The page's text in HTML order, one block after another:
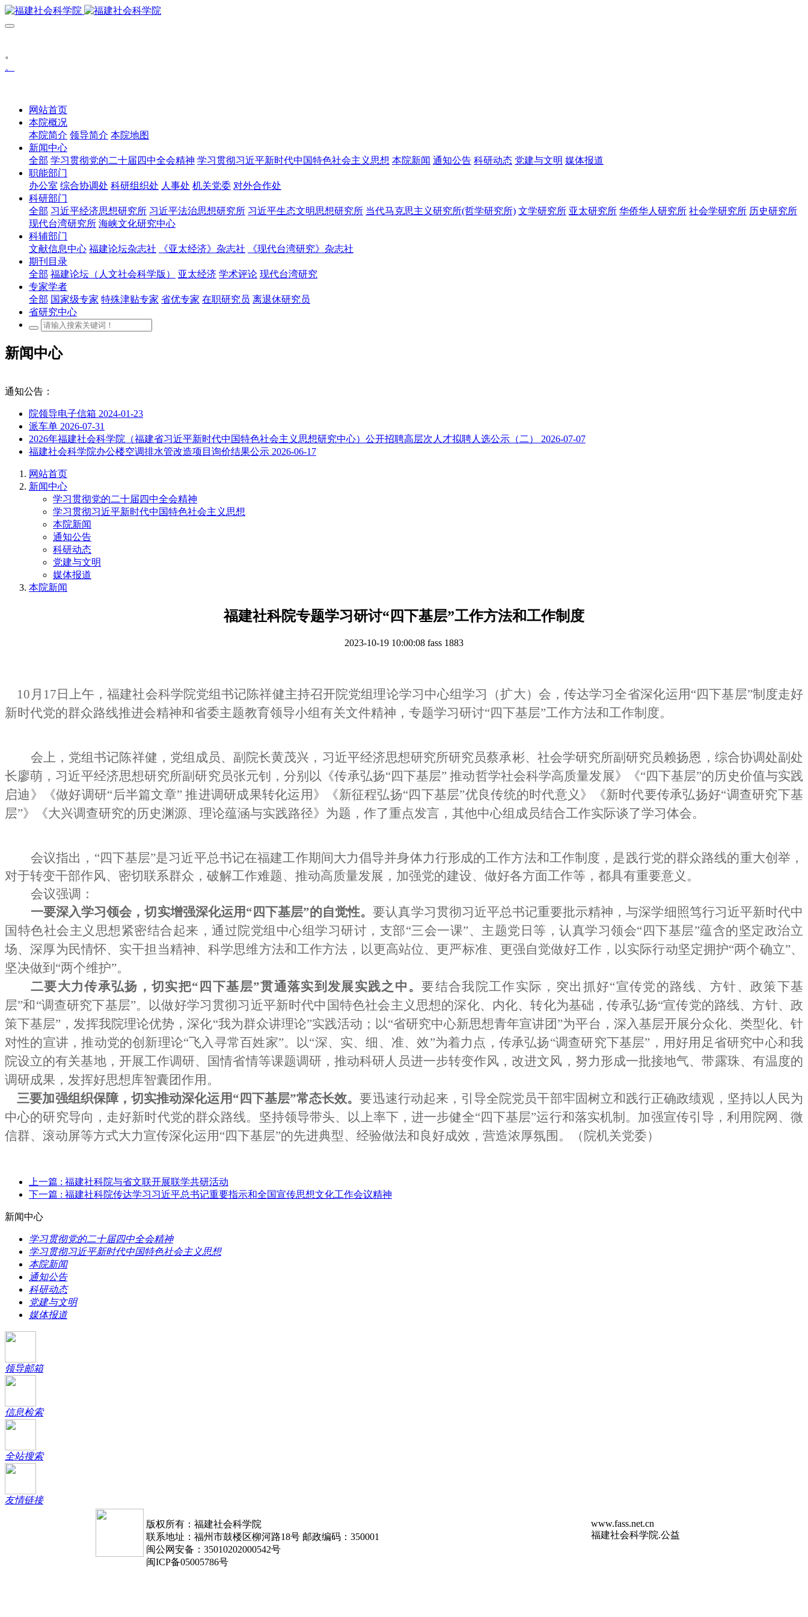
。
。
网站首页
本院概况
本院简介 领导简介 本院地图
新闻中心
全部 学习贯彻党的二十届四中全会精神 学习贯彻习近平新时代中国特色社会主义思想 本院新闻 通知公告 科研动态 党建与文明 媒体报道
职能部门
办公室 综合协调处 科研组织处 人事处 机关党委 对外合作处
科研部门
全部 习近平经济思想研究所 习近平法治思想研究所 习近平生态文明思想研究所 当代马克思主义研究所(哲学研究所) 文学研究所 亚太研究所 华侨华人研究所 社会学研究所 历史研究所
现代台湾研究所 海峡文化研究中心
科辅部门
文献信息中心 福建论坛杂志社 《亚太经济》杂志社
《现代台湾研究》杂志社
期刊目录
全部 福建论坛（人文社会科学版） 亚太经济 学术评论 现代台湾研究
专家学者
全部 国家级专家 特殊津贴专家 省优专家 在职研究员 离退休研究员
省研究中心
新闻中心
通知公告：
院领导电子信箱 2024-01-23
派车单 2026-07-31
2026年福建社会科学院（福建省习近平新时代中国特色社会主义思想研究中心）公开招聘高层次人才拟聘人选公示（二） 2026-07-07
福建社会科学院办公楼空调排水管改造项目询价结果公示 2026-06-17
网站首页
新闻中心
学习贯彻党的二十届四中全会精神
学习贯彻习近平新时代中国特色社会主义思想
本院新闻
通知公告
科研动态
党建与文明
媒体报道
本院新闻
福建社科院专题学习研讨“四下基层”工作方法和工作制度
2023-10-19 10:00:08 fass 1883
10 月 17 日 上午，福建社会科学院党组书记陈祥健主持召开院党组理论学习中心组学习（扩大）会，传达学习全省深化运用“四下基层”制度走好
新时代党的群众路线推进会精神和省委主题教育领导小组有关文件精神，专题学习研讨“四下基层”工作方法和工作制度。
会上，党组书记陈祥健，党组成员、副院长黄茂兴，习近平经济思想研究所研究员蔡承彬、社会学研究所副研究员赖扬恩，综合协调处副处
长廖萌，习近平经济思想研究所副研究员张元钊，分别以《传承弘扬“四下基层” 推动哲学社会科学高质量发展》《“四下基层”的历史价值与实践
启迪》《做好调研“后半篇文章” 推进调研成果转化运用》《新征程弘扬“四下基层”优良传统的时代意义》《新时代要传承弘扬好“调查研究下基
层”》《大兴调查研究的历史渊源、理论蕴涵与实践路径》为题，作了重点发言，其他中心组成员结合工作实际谈了学习体会。
会议指出，“四下基层”是习近平总书记在福建工作期间大力倡导并身体力行形成的工作方法和工作制度，是践行党的群众路线的重大创举，
对于转变干部作风、密切联系群众，破解工作难题、推动高质量发展，加强党的建设、做好各方面工作等，都具有重要意义。
会议强调：
一要深入学习领会，切实增强深化运用“四下基层”的自觉性。要认真学习贯彻习近平总书记重要批示精神，与深学细照笃行习近平新时代中
国特色社会主义思想紧密结合起来，通过院党组中心组学习研讨，支部“三会一课”、主题党日等，认真学习领会“四下基层”蕴含的坚定政治立
场、深厚为民情怀、实干担当精神、科学思维方法和工作方法，以更高站位、更严标准、更强自觉做好工作，以实际行动坚定拥护“两个确立”、
坚决做到“两个维护”。
二要大力传承弘扬，切实把“四下基层”贯通落实到发展实践之中。要结合我院工作实际，突出 抓好“宣传党的路线、方针、政策下基
层”和“调查研究下基层”。
以做好学习贯彻习近平新时代中国特色社会主义思想的深化、内化、转化为基础，传承弘扬“宣传党的路线、方针、政
策下基层”，发挥我院理论优势，深化“我为群众讲理论”实践活动；以“省研究中心新思想青年宣讲团”为平台，深入基层开展分众化、类型化、针
对性的宣讲，推动党的创新理论“飞入寻常百姓家”。以“深、实、细、准、效”为着力点， 传承弘扬“调查研究下基层”，用好用足省研究中心和我
院设立的有关基地，开展工作调研、国情省情等课题调研，推动科研人员进一步转变作风，改进文风，努力形成一批接地气、带露珠、有温度的
调研成果，发挥好思想库智囊团作用。
三要加强组织保障，切实推动深化运用“四下基层”常态长效。要迅速行动起来，引导全院党员干部牢固树立和践行正确政绩观，坚持以人民为
中心的研究导向，走好新时代党的群众路线。坚持领导带头、以上率下，进一步健全“四下基层”运行和落实机制。加强宣传引导，利用院网、微
信群、滚动屏等方式大力宣传深化运用“四下基层”的先进典型、经验做法和良好成效，营造浓厚氛围。（院机关党委）
上一篇 : 福建社科院与省文联开展联学共研活动
下一篇 : 福建社科院传达学习习近平总书记重要指示和全国宣传思想文化工作会议精神
新闻中心
学习贯彻党的二十届四中全会精神
学习贯彻习近平新时代中国特色社会主义思想
本院新闻
通知公告
科研动态
党建与文明
媒体报道
领导邮箱
信息检索
全站搜索
友情链接
版权所有：福建社会科学院
联系地址：福州市鼓楼区柳河路18号 邮政编码：350001
闽公网安备：35010202000542号
闽ICP备05005786号
www.fass.net.cn
福建社会科学院.公益